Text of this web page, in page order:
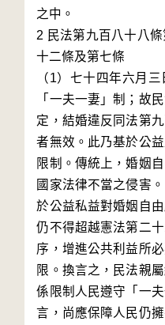
之中。
2 民法第九百八十八
十二條及第七條
（1）七十四年六月
「一夫一妻」制；故
定，結婚違反同法第
者無效。此乃基於公
限制。傳統上，婚姻
國家法律不當之侵害
於公益私益對婚姻自
仍不得超越憲法第二
序，增進公共利益所
限。換言之，民法親
係限制人民遵守「一
言，尚應保障人民仍